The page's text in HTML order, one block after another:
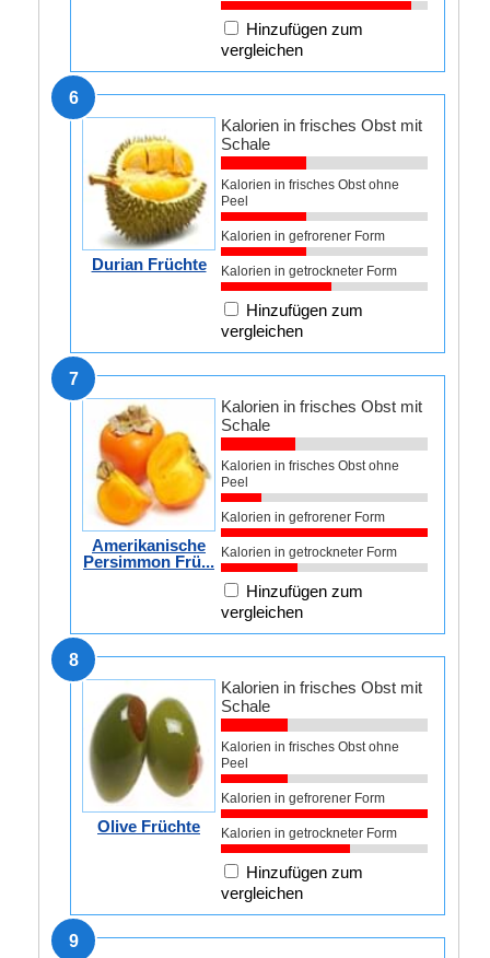
Hinzufügen zum
vergleichen
6
Durian Früchte
Kalorien in frisches Obst mit
Schale
Kalorien in frisches Obst ohne
Peel
Kalorien in gefrorener Form
Kalorien in getrockneter Form
Hinzufügen zum
vergleichen
7
Amerikanische
Persimmon Frü...
Kalorien in frisches Obst mit
Schale
Kalorien in frisches Obst ohne
Peel
Kalorien in gefrorener Form
Kalorien in getrockneter Form
Hinzufügen zum
vergleichen
8
Olive Früchte
Kalorien in frisches Obst mit
Schale
Kalorien in frisches Obst ohne
Peel
Kalorien in gefrorener Form
Kalorien in getrockneter Form
Hinzufügen zum
vergleichen
9